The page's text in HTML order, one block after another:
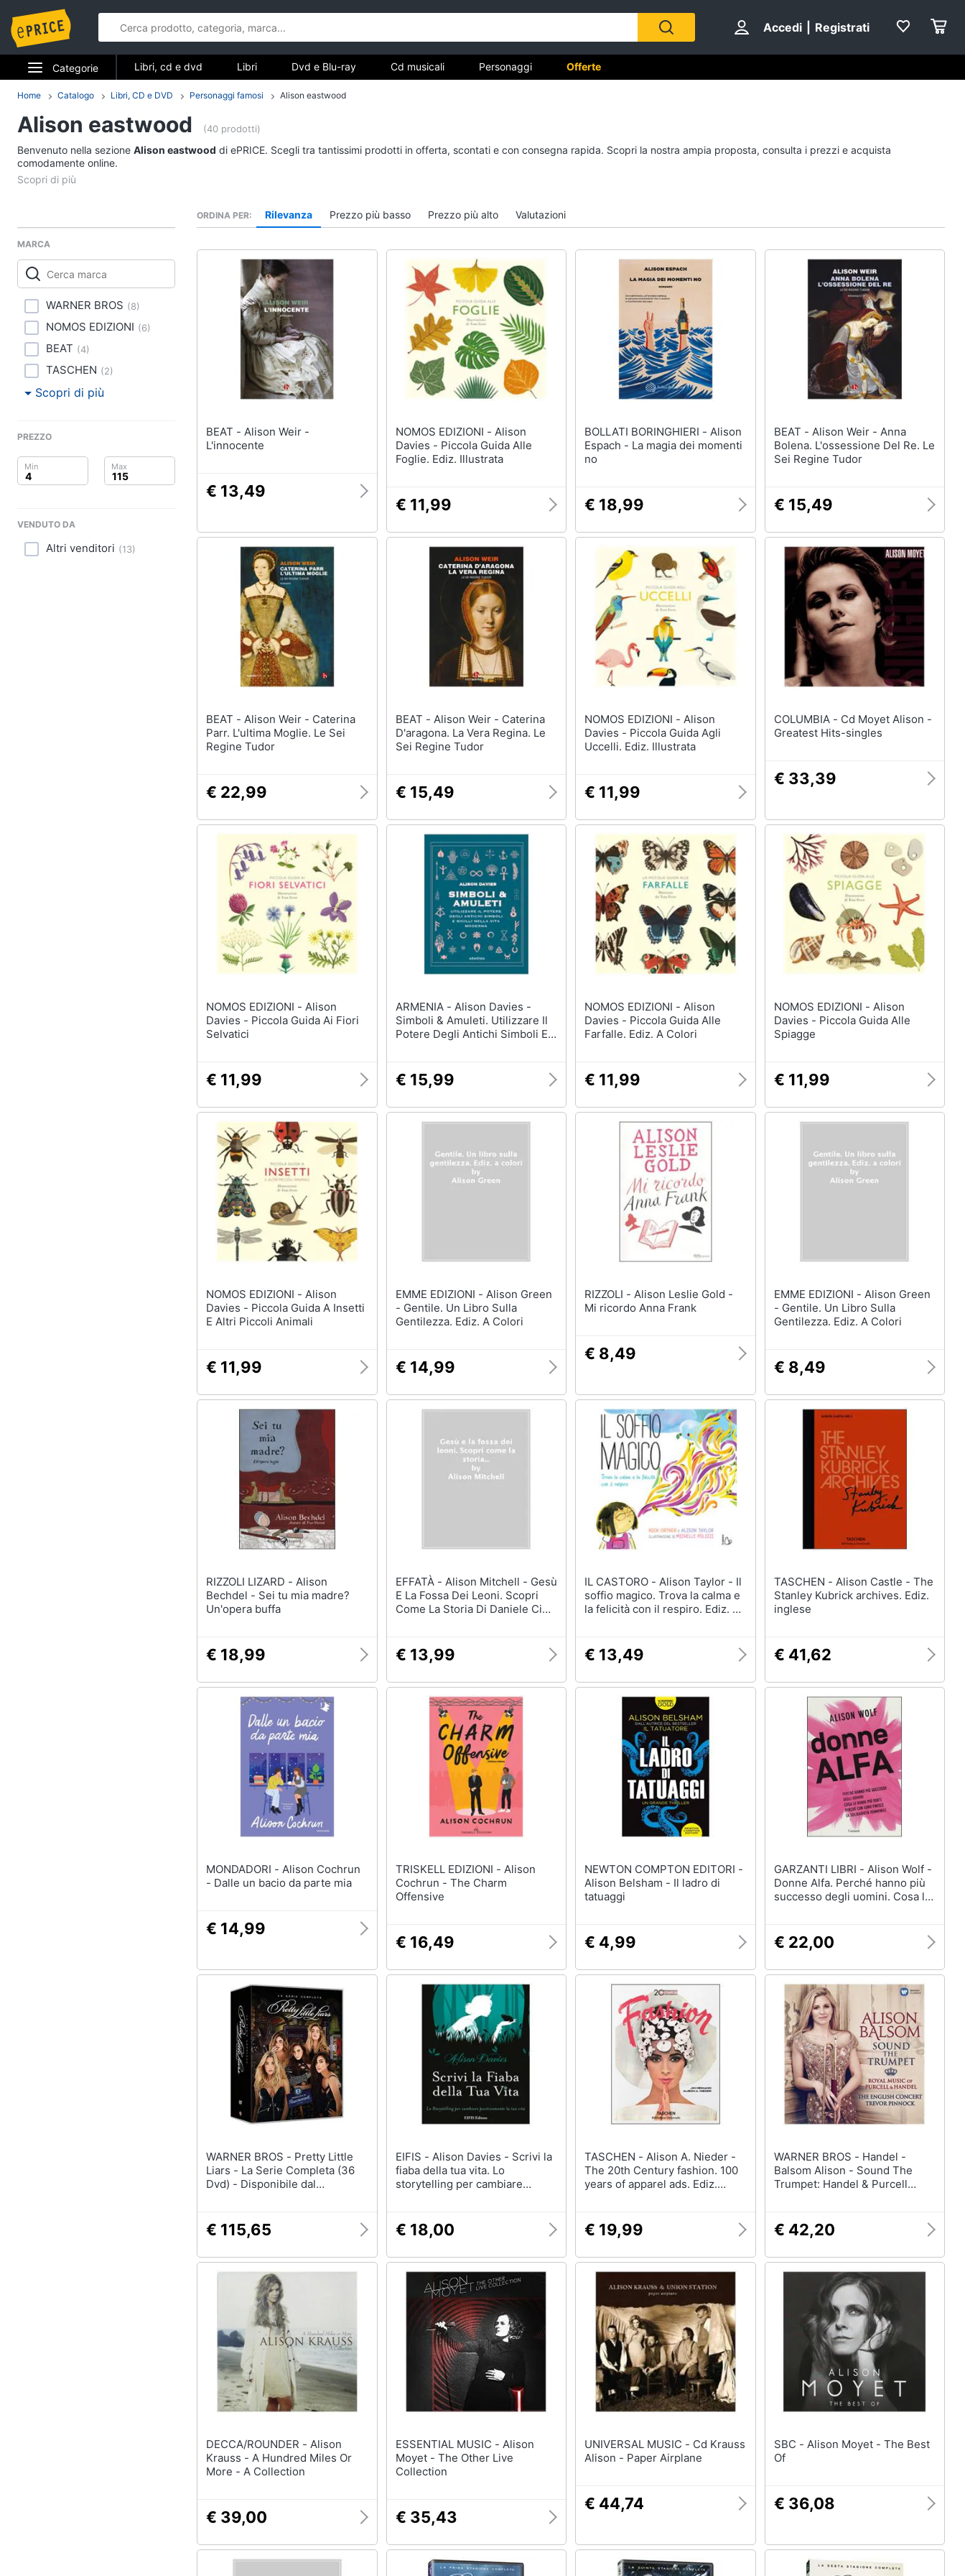
Accedi Registrati
Categorie
Elettrodomestici
Informatica
Telefonia
Smart home
Videogiochi
Audio e musica
Clima
Arredo
Brico e Giardinaggio
Giocattoli
Fotografia
Libri, cd e dvd
Libri di Arte, Design e
Vedi tutti
DVD Film
Vedi tutti
Musica Jazz
Vedi tutti
Barbara D'Urso
Vedi tutti
Libri, cd e dvd Libri Dvd e Blu-ray Cd musicali Personaggi Offerte
Home Catalogo Libri, CD e DVD Personaggi famosi Alison eastwood
Alison eastwood (40 prodotti)
Benvenuto nella sezione Alison eastwood di ePRICE. Scegli tra tantissimi prodotti in offerta, scontati e con consegna rapida. Scopri la nostra ampia proposta, consulta i prezzi e acquista
comodamente online.
MARCA
WARNER BROS (8)
NOMOS EDIZIONI (6)
BEAT (4)
TASCHEN (2)
Scopri di più
PREZZO
VENDUTO DA
Altri venditori (13)
ORDINA PER Rilevanza Prezzo più basso Prezzo più alto Valutazioni
BEAT - Alison Weir -
L'innocente
€ 13,49
NOMOS EDIZIONI - Alison
Davies - Piccola Guida Alle
Foglie. Ediz. Illustrata
€ 11,99
BOLLATI BORINGHIERI - Alison
Espach - La magia dei momenti
no
€ 18,99
BEAT - Alison Weir - Anna
Bolena. L'ossessione Del Re. Le
Sei Regine Tudor
€ 15,49
BEAT - Alison Weir - Caterina
Parr. L'ultima Moglie. Le Sei
Regine Tudor
€ 22,99
BEAT - Alison Weir - Caterina
D'aragona. La Vera Regina. Le
Sei Regine Tudor
€ 15,49
NOMOS EDIZIONI - Alison
Davies - Piccola Guida Agli
Uccelli. Ediz. Illustrata
€ 11,99
COLUMBIA - Cd Moyet Alison -
Greatest Hits-singles
€ 33,39
NOMOS EDIZIONI - Alison
Davies - Piccola Guida Ai Fiori
Selvatici
€ 11,99
ARMENIA - Alison Davies -
Simboli & Amuleti. Utilizzare Il
Potere Degli Antichi Simboli E
€ 15,99
NOMOS EDIZIONI - Alison
Davies - Piccola Guida Alle
Farfalle. Ediz. A Colori
€ 11,99
NOMOS EDIZIONI - Alison
Davies - Piccola Guida Alle
Spiagge
€ 11,99
NOMOS EDIZIONI - Alison
Davies - Piccola Guida A Insetti
E Altri Piccoli Animali
€ 11,99
EMME EDIZIONI - Alison Green
- Gentile. Un Libro Sulla
Gentilezza. Ediz. A Colori
€ 14,99
RIZZOLI - Alison Leslie Gold -
Mi ricordo Anna Frank
€ 8,49
EMME EDIZIONI - Alison Green
- Gentile. Un Libro Sulla
Gentilezza. Ediz. A Colori
€ 8,49
RIZZOLI LIZARD - Alison
Bechdel - Sei tu mia madre?
Un'opera buffa
€ 18,99
EFFATÀ - Alison Mitchell - Gesù
E La Fossa Dei Leoni. Scopri
Come La Storia Di Daniele Ci
€ 13,99
IL CASTORO - Alison Taylor - Il
soffio magico. Trova la calma e
la felicità con il respiro. Ediz. a
€ 13,49
TASCHEN - Alison Castle - The
Stanley Kubrick archives. Ediz.
inglese
€ 41,62
MONDADORI - Alison Cochrun
- Dalle un bacio da parte mia
€ 14,99
TRISKELL EDIZIONI - Alison
Cochrun - The Charm
Offensive
€ 16,49
NEWTON COMPTON EDITORI -
Alison Belsham - Il ladro di
tatuaggi
€ 4,99
GARZANTI LIBRI - Alison Wolf -
Donne Alfa. Perché hanno più
successo degli uomini. Cosa le
€ 22,00
WARNER BROS - Pretty Little
Liars - La Serie Completa (36
Dvd) - Disponibile dal
€ 115,65
EIFIS - Alison Davies - Scrivi la
fiaba della tua vita. Lo
storytelling per cambiare
€ 18,00
TASCHEN - Alison A. Nieder -
The 20th Century fashion. 100
years of apparel ads. Ediz.
€ 19,99
WARNER BROS - Handel -
Balsom Alison - Sound The
Trumpet: Handel & Purcell
€ 42,20
DECCA/ROUNDER - Alison
Krauss - A Hundred Miles Or
More - A Collection
€ 39,00
ESSENTIAL MUSIC - Alison
Moyet - The Other Live
Collection
€ 35,43
UNIVERSAL MUSIC - Cd Krauss
Alison - Paper Airplane
€ 44,74
SBC - Alison Moyet - The Best
Of
€ 36,08